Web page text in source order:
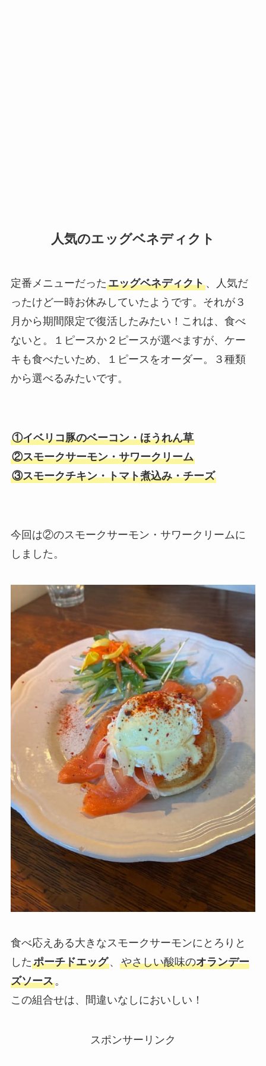
人気のエッグベネディクト
定番メニューだったエッグベネディクト、人気だ
ったけど一時お休みしていたようです。それが３
月から期間限定で復活したみたい！これは、食べ
ないと。１ピースか２ピースが選べますが、ケー
キも食べたいため、１ピースをオーダー。３種類
から選べるみたいです。
①イベリコ豚のベーコン・ほうれん草
②スモークサーモン・サワークリーム
③スモークチキン・トマト煮込み・チーズ
今回は②のスモークサーモン・サワークリームに
しました。
食べ応えある大きなスモークサーモンにとろりと
したポーチドエッグ、 やさしい酸味のオランデー
ズソース。
この組合せは、間違いなしにおいしい！
スポンサーリンク